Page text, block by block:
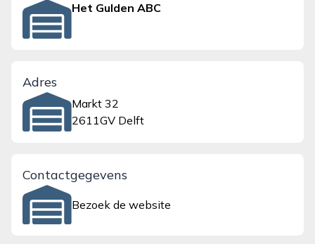
Het Gulden ABC
Adres
Markt 32
2611GV Delft
Contactgegevens
Bezoek de website